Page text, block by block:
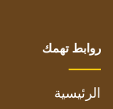
روابط تهمك
الرئيسية